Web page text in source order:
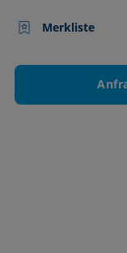
Merkliste